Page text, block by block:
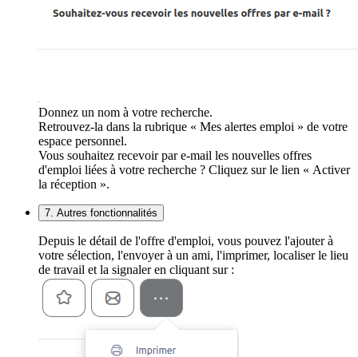
Donnez un nom à votre recherche.
Retrouvez-la dans la rubrique « Mes alertes emploi » de votre
espace personnel.
Vous souhaitez recevoir par e-mail les nouvelles offres
d'emploi liées à votre recherche ? Cliquez sur le lien « Activer
la réception ».
7. Autres fonctionnalités
Depuis le détail de l'offre d'emploi, vous pouvez l'ajouter à
votre sélection, l'envoyer à un ami, l'imprimer, localiser le lieu
de travail et la signaler en cliquant sur :